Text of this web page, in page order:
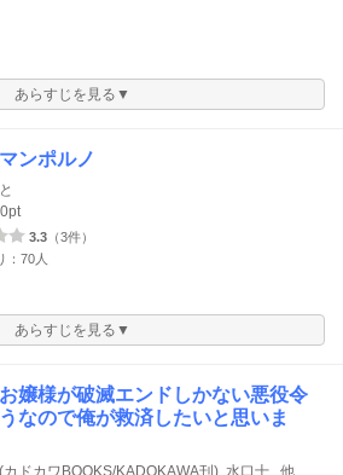
あらすじを見る▼
ンポルノ
3.3 （3件）
：70人
あらすじを見る▼
嬢様が破滅エンドしかない悪役令
なので俺が救済したいと思いま
ドカワBOOKS/KADOKAWA刊) 水口十 他